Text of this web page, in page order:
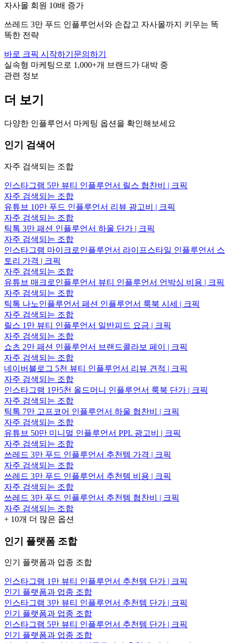
자사몰 회원 10배 증가
쓰레드 3만 푸드 인플루언서와 손잡고 자사몰까지 키우는 똑
똑한 전략
바로 크픽 시작하기 문의하기
실속형 마케팅으로 1,000+개 브랜드가 대박 중
관련 정보
더 보기
다양한 인플루언서 마케팅 옵션을 확인해보세요
인기 검색어
자주 검색되는 조합
인스타그램 5만 뷰티 인플루언서 릴스 협찬비 | 크픽
자주 검색되는 조합
유튜브 10만 푸드 인플루언서 리뷰 광고비 | 크픽
자주 검색되는 조합
틱톡 3만 패션 인플루언서 하울 단가 | 크픽
자주 검색되는 조합
인스타그램 마이크로인플루언서 라이프스타일 인플루언서 스
토리 가격 | 크픽
자주 검색되는 조합
유튜브 매크로인플루언서 뷰티 인플루언서 언박싱 비용 | 크픽
자주 검색되는 조합
틱톡 나노인플루언서 패션 인플루언서 룩북 시세 | 크픽
자주 검색되는 조합
릴스 1만 뷰티 인플루언서 일반피드 요금 | 크픽
자주 검색되는 조합
쇼츠 2만 패션 인플루언서 브랜드콜라보 페이 | 크픽
자주 검색되는 조합
네이버블로그 5천 뷰티 인플루언서 리뷰 견적 | 크픽
자주 검색되는 조합
인스타그램 1만5천 올드머니 인플루언서 룩북 단가 | 크픽
자주 검색되는 조합
틱톡 7만 고프코어 인플루언서 하울 협찬비 | 크픽
자주 검색되는 조합
유튜브 50만 미니멀 인플루언서 PPL 광고비 | 크픽
자주 검색되는 조합
쓰레드 3만 푸드 인플루언서 추천템 가격 | 크픽
자주 검색되는 조합
쓰레드 3만 푸드 인플루언서 추천템 비용 | 크픽
자주 검색되는 조합
쓰레드 3만 푸드 인플루언서 추천템 협찬비 | 크픽
자주 검색되는 조합
+ 10개 더 많은 옵션
인기 플랫폼 조합
인기 플랫폼과 업종 조합
인스타그램 1만 뷰티 인플루언서 추천템 단가 | 크픽
인기 플랫폼과 업종 조합
인스타그램 3만 뷰티 인플루언서 추천템 단가 | 크픽
인기 플랫폼과 업종 조합
인스타그램 5만 뷰티 인플루언서 추천템 단가 | 크픽
인기 플랫폼과 업종 조합